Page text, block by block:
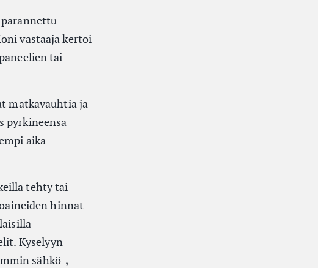
vastaaja kertoi
tai
matkavauhtia ja
pyrkineensä
aika
tehty tai
hinnat
Kyselyyn
sähkö-,